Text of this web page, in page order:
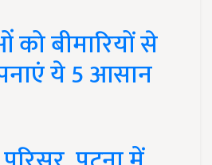
बीमारियों से
ये 5 आसान